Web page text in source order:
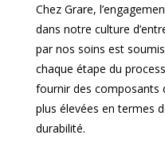
Chez Grare,
dans notre culture
par nos soins est
chaque étape du
fournir des composants
plus élevées en termes
durabilité.